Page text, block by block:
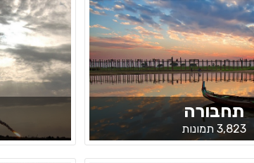
תחבורה
3,823 תמונות